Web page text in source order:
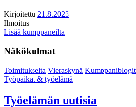
Kirjoitettu 21.8.2023
Ilmoitus
Lisää kumppaneilta
Näkökulmat
Toimitukselta Vieraskynä Kumppaniblogit
Työpaikat & työelämä
Työelämän uutisia